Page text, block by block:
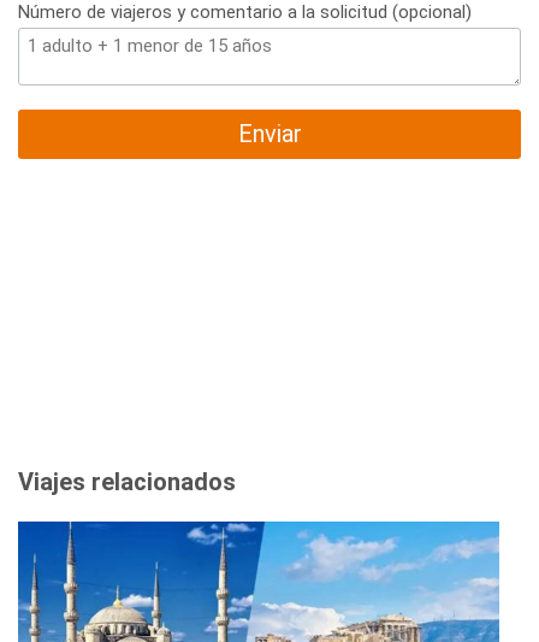
Número de viajeros y comentario a la solicitud (opcional)
Enviar
Viajes relacionados